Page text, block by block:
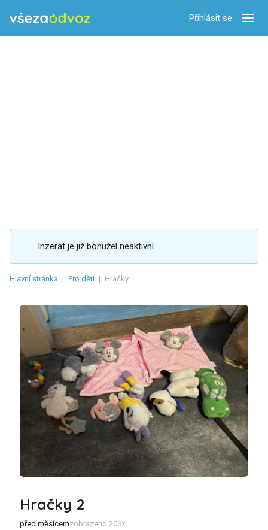
Přihlásit se
Inzerát je již bohužel neaktivní.
Hlavní stránka | Pro děti | Hračky
Hračky 2
před měsícemzobrazeno 206×